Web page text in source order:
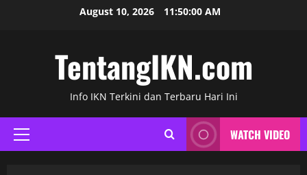
August 10, 2026 11:50:00 AM
TentangIKN.com
Info IKN Terkini dan Terbaru Hari Ini
Primary
Menu
WATCH VIDEO